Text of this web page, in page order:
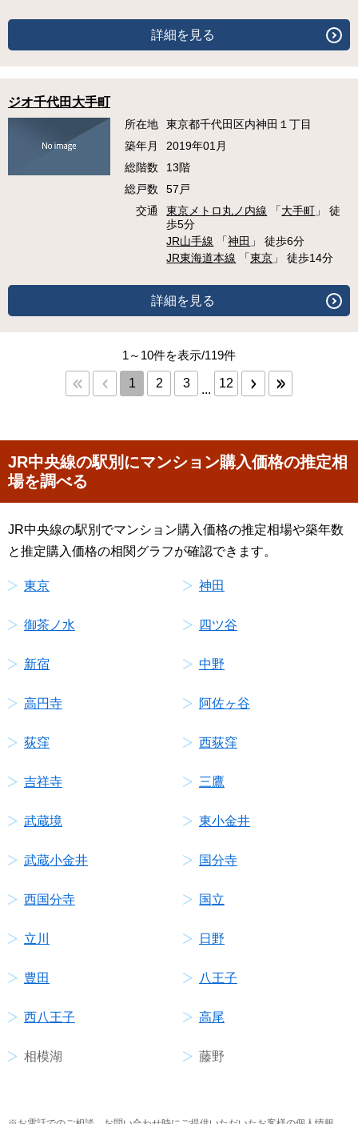
詳細を見る
ジオ千代田大手町
所在地
東京都千代田区内神田１丁目
築年月
2019年01月
総階数
13階
総戸数
57戸
交通
東京メトロ丸ノ内線 「大手町 」 徒
歩5分
JR山手線 「神田 」 徒歩6分
JR東海道本線 「東京 」 徒歩14分
詳細を見る
1～10件を表示/119件
1 2 3 ... 12
JR中央線の駅別にマンション購入価格の推定相
場を調べる
JR中央線の駅別でマンション購入価格の推定相場や築年数
と推定購入価格の相関グラフが確認できます。
東京 神田
御茶ノ水 四ツ谷
新宿 中野
高円寺 阿佐ヶ谷
荻窪 西荻窪
吉祥寺 三鷹
武蔵境 東小金井
武蔵小金井 国分寺
西国分寺 国立
立川 日野
豊田 八王子
西八王子 高尾
相模湖 藤野